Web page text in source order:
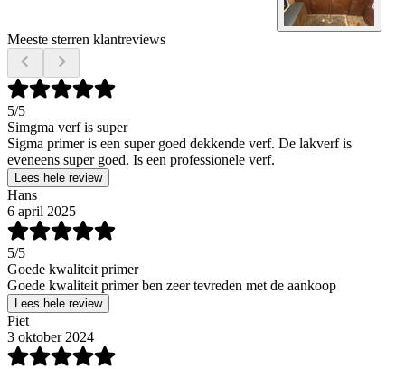
Meeste sterren klantreviews
5/5
Simgma verf is super
Sigma primer is een super goed dekkende verf. De lakverf is
eveneens super goed. Is een professionele verf.
Lees hele review
Hans
6 april 2025
5/5
Goede kwaliteit primer
Goede kwaliteit primer ben zeer tevreden met de aankoop
Lees hele review
Piet
3 oktober 2024